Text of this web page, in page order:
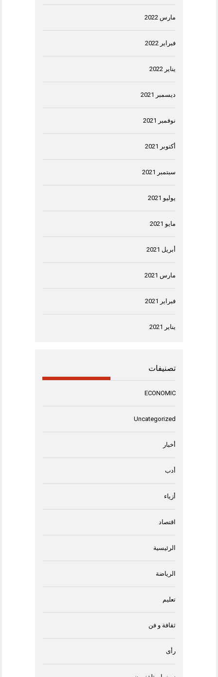
مارس 2022
فبراير 2022
يناير 2022
ديسمبر 2021
نوفمبر 2021
أكتوبر 2021
سبتمبر 2021
يوليو 2021
مايو 2021
أبريل 2021
مارس 2021
فبراير 2021
يناير 2021
تصنيفات
ECONOMIC
Uncategorized
أخبار
أدب
أزياء
اقتصاد
الرئيسية
الرياضة
تعليم
ثقافة و فن
رأى